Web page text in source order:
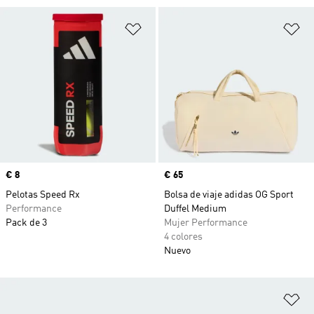
Precio
€ 8
Pelotas Speed Rx
Performance
Pack de 3
Precio
€ 65
Bolsa de viaje adidas OG Sport
Duffel Medium
Mujer Performance
4 colores
Nuevo